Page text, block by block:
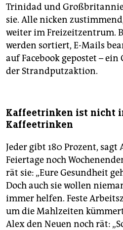
Trinidad und
sie. Alle nicken
weiter im Freizeitzentrum.
werden sortiert, E-Mails
auf Facebook gepostet –
der Strandputzaktion.
Kaffeetrinken ist nicht
Kaffeetrinken
Jeder gibt 180 Prozent, sagt
Feiertage noch
rät sie: „Eure Gesundheit
Doch auch sie wollen
immer helfen. Feste
um die Mahlzeiten
Alex den Neuen noch rät: